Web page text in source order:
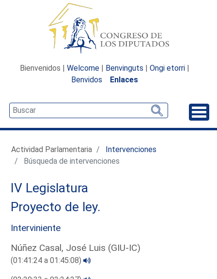
Bienvenidos | Welcome | Benvinguts | Ongi etorri |
Benvidos
Enlaces
Actividad Parlamentaria
Intervenciones
Búsqueda de intervenciones
IV Legislatura
Proyecto de ley.
Interviniente
Núñez Casal, José Luis (GIU-IC)
(01:41:24 a 01:45:08)